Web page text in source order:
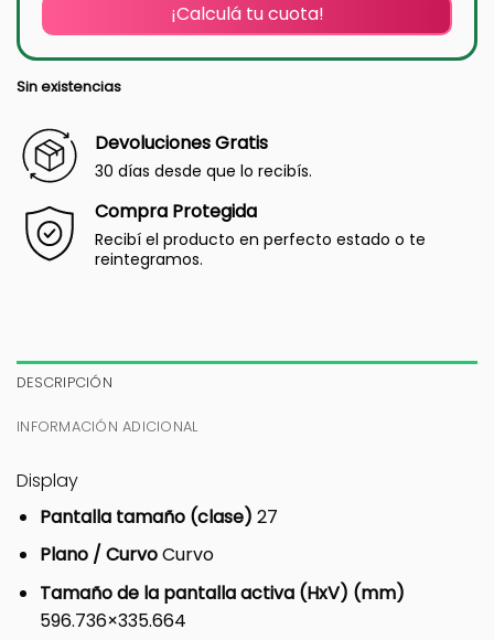
¡Calculá tu cuota!
Sin existencias
Devoluciones Gratis
30 días desde que lo recibís.
Compra Protegida
Recibí el producto en perfecto estado o te
reintegramos.
DESCRIPCIÓN
INFORMACIÓN ADICIONAL
Display
Pantalla tamaño (clase) 27
Plano / CurvoCurvo
Tamaño de la pantalla activa (HxV) (mm)
596.736×335.664